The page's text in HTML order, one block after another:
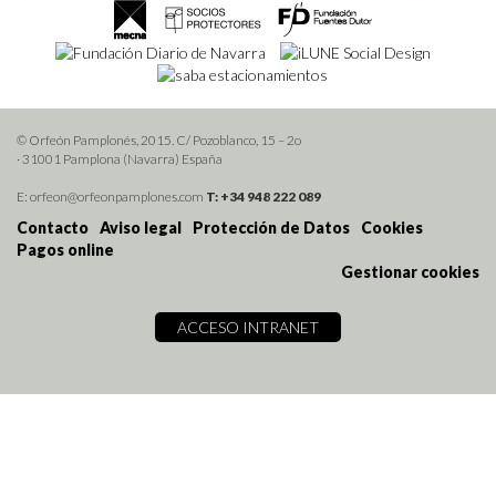
© Orfeón Pamplonés, 2015. C/ Pozoblanco, 15 – 2o
· 31001 Pamplona (Navarra) España
E: orfeon@orfeonpamplones.com T: +34 948 222 089
Contacto Aviso legal Protección de Datos
Cookies
Pagos online
Gestionar cookies
ACCESO INTRANET